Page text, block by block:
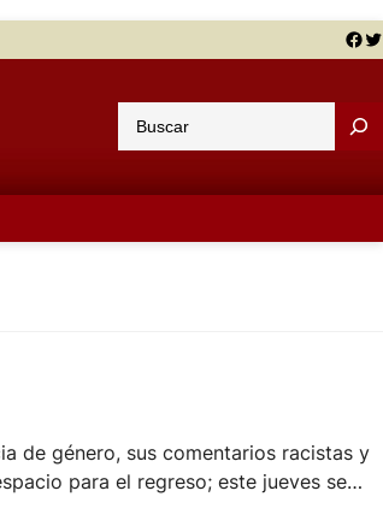
Facebook Twitter
u
a
de género, sus comentarios racistas y
para el regreso; este jueves se